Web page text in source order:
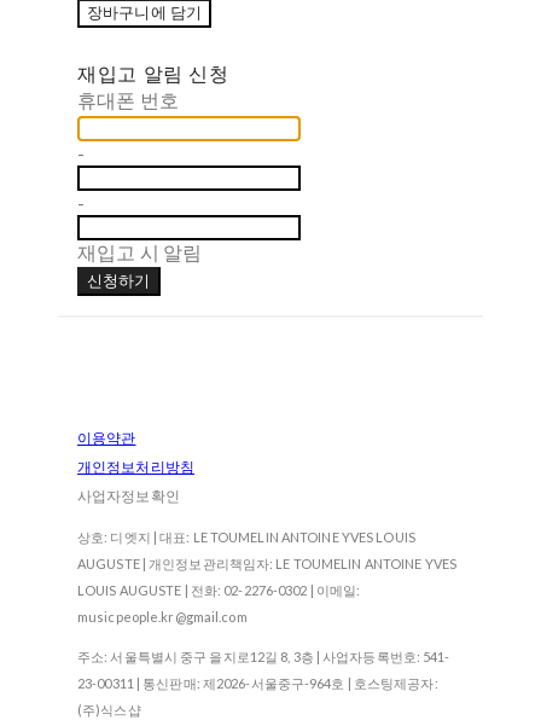
장바구니에 담기
재입고 알림 신청
휴대폰 번호
-
-
재입고 시 알림
신청하기
이용약관
개인정보처리방침
사업자정보확인
상호: 디엣지 | 대표: LE TOUMELIN ANTOINE YVES LOUIS
AUGUSTE | 개인정보관리책임자: LE TOUMELIN ANTOINE YVES
LOUIS AUGUSTE | 전화: 02-2276-0302 | 이메일:
musicpeople.kr@gmail.com
주소: 서울특별시 중구 을지로12길 8, 3층 | 사업자등록번호: 541-
23-00311 | 통신판매: 제2026-서울중구-964호 | 호스팅제공자:
(주)식스샵